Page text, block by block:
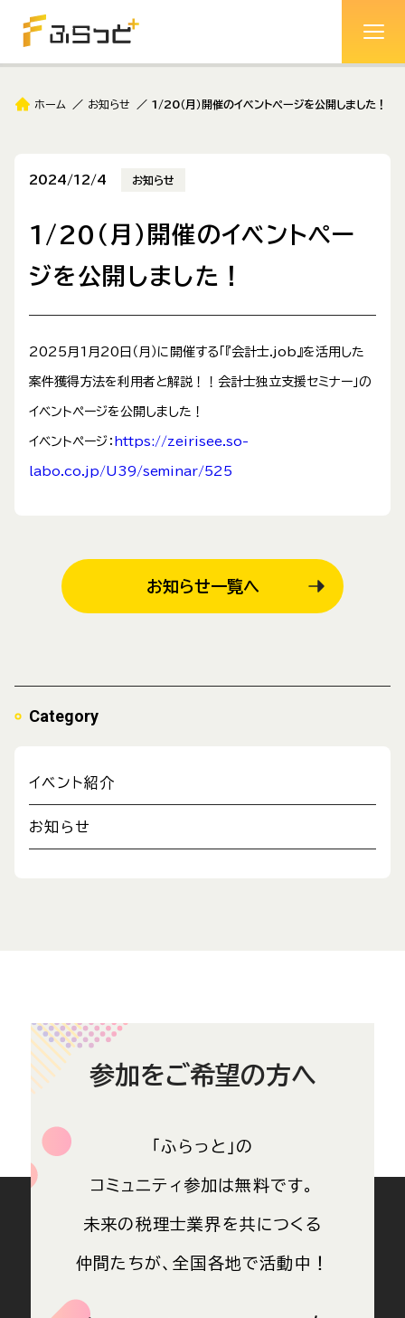
ホーム お知らせ 1/20（月）開催のイベントページを公開しました！
2024/12/4 お知らせ
1/20（月）開催のイベントペー
ジを公開しました！
2025月1月20日（月）に開催する「『会計士.job』を活用した
案件獲得方法を利用者と解説！！会計士独立支援セミナー」の
イベントページを公開しました！
イベントページ： https://zeirisee.so-
labo.co.jp/U39/seminar/525
お知らせ一覧へ
Category
イベント紹介
お知らせ
参加をご希望の方へ
「ふらっと」の
コミュニティ参加は無料です。
未来の税理士業界を共につくる
仲間たちが、全国各地で活動中！